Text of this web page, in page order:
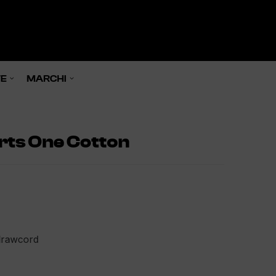
MARCHI
One Cotton